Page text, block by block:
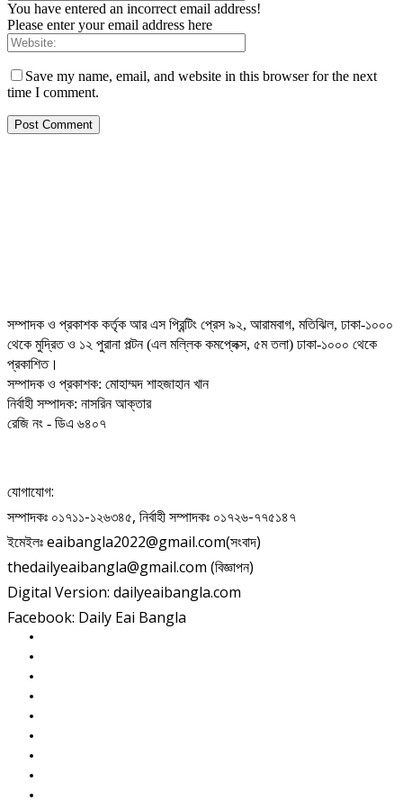
You have entered an incorrect email address!
Please enter your email address here
Save my name, email, and website in this browser for the next
time I comment.
সম্পাদক ও প্রকাশক কর্তৃক আর এস প্রিন্টিং প্রেস ৯২, আরামবাগ, মতিঝিল, ঢাকা-১০০০
থেকে মুদ্রিত ও ১২ পুরানা পল্টন (এল মল্লিক কমপ্লেক্স, ৫ম তলা) ঢাকা-১০০০ থেকে
প্রকাশিত।
সম্পাদক ও প্রকাশক: মোহাম্মদ শাহজাহান খান
নির্বাহী সম্পাদক: নাসরিন আক্তার
রেজি নং - ডিএ ৬৪০৭
যোগাযোগ:
সম্পাদকঃ ০১৭১১-১২৬৩৪৫, নির্বাহী সম্পাদকঃ ০১৭২৬-৭৭৫১৪৭
ইমেইলঃ eaibangla2022@gmail.com(সংবাদ)
thedailyeaibangla@gmail.com (বিজ্ঞাপন)
Digital Version: dailyeaibangla.com
Facebook: Daily Eai Bangla